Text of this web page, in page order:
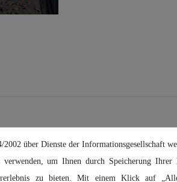
2002 über Dienste der Informationsgesellschaft
verwenden, um Ihnen durch Speicherung Ihrer
zu bieten. Mit einem Klick auf